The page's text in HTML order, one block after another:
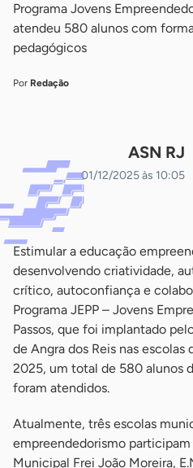
Programa Jovens
atendeu 580 alunos com
pedagógicos
Por Redação
ASN RJ
01/12/2025 às 10:05
Estimular a educação
desenvolvendo criatividade,
crítico, autoconfiança e
Programa JEPP – Jovens
Passos, que foi implantado
de Angra dos Reis nas
2025, um total de 580 alunos
foram atendidos.
Atualmente, três escolas
empreendedorismo
Municipal Frei João Moreira,